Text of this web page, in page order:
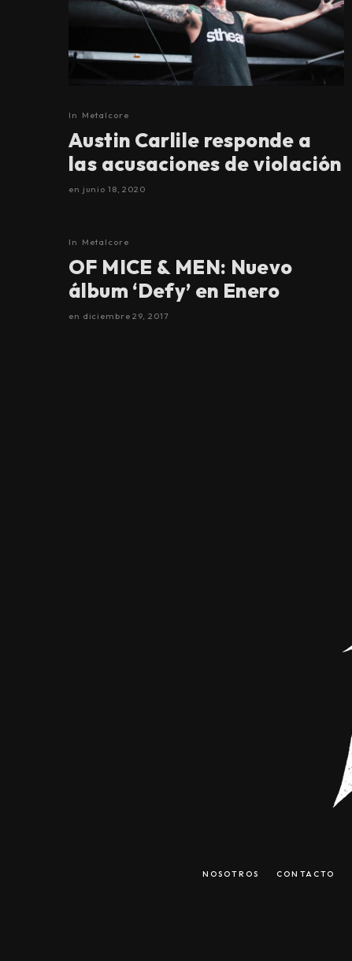
In Metalcore
Austin Carlile responde a
las acusaciones de violación
en junio 18, 2020
In Metalcore
OF MICE & MEN: Nuevo
álbum ‘Defy’ en Enero
en diciembre 29, 2017
NOSOTROS CONTACTO